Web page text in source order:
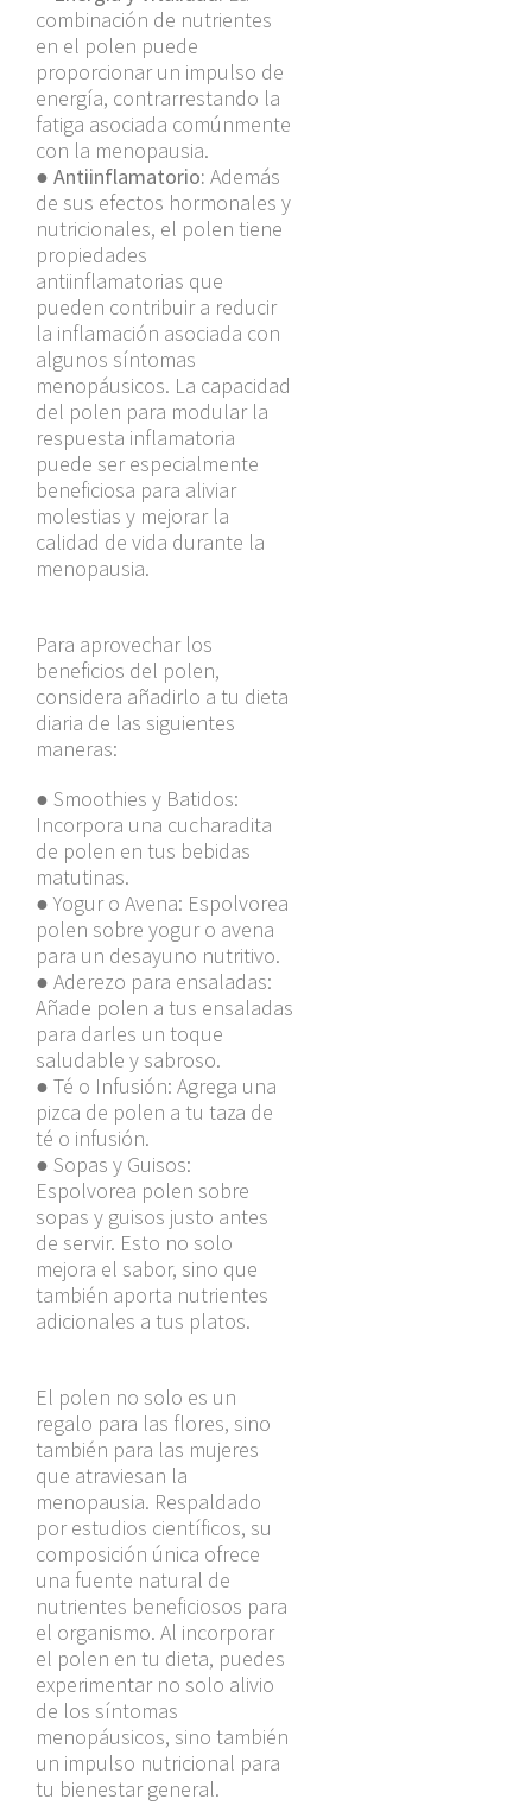
combinación de nutrientes
en el polen puede
proporcionar un impulso de
energía, contrarrestando la
fatiga asociada comúnmente
con la menopausia.
● Antiinflamatorio: Además
de sus efectos hormonales y
nutricionales, el polen tiene
propiedades
antiinflamatorias que
pueden contribuir a reducir
la inflamación asociada con
algunos síntomas
menopáusicos. La capacidad
del polen para modular la
respuesta inflamatoria
puede ser especialmente
beneficiosa para aliviar
molestias y mejorar la
calidad de vida durante la
menopausia.
Para aprovechar los
beneficios del polen,
considera añadirlo a tu dieta
diaria de las siguientes
maneras:
● Smoothies y Batidos:
Incorpora una cucharadita
de polen en tus bebidas
matutinas.
●Yogur o Avena: Espolvorea
polen sobre yogur o avena
para un desayuno nutritivo.
● Aderezo para ensaladas:
Añade polen a tus ensaladas
para darles un toque
saludable y sabroso.
● Té o Infusión: Agrega una
pizca de polen a tu taza de
té o infusión.
● Sopas y Guisos:
Espolvorea polen sobre
sopas y guisos justo antes
de servir. Esto no solo
mejora el sabor, sino que
también aporta nutrientes
adicionales a tus platos.
El polen no solo es un
regalo para las flores, sino
también para las mujeres
que atraviesan la
menopausia. Respaldado
por estudios científicos, su
composición única ofrece
una fuente natural de
nutrientes beneficiosos para
el organismo. Al incorporar
el polen en tu dieta, puedes
experimentar no solo alivio
de los síntomas
menopáusicos, sino también
un impulso nutricional para
tu bienestar general.